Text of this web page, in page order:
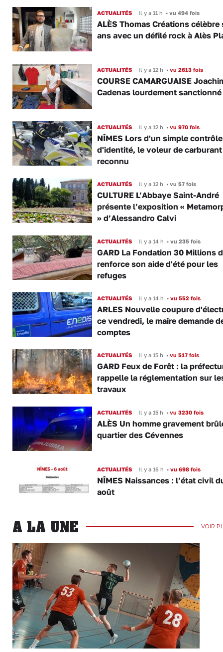
ACTUALITÉS Il y a 11 h •vu 494 fois
ALÈS Thomas Créations célèbre
ans avec un défilé rock à Alès
ACTUALITÉS Il y a 12 h •vu 2613 fois
COURSE CAMARGUAISE
Cadenas lourdement sanctionné
ACTUALITÉS Il y a 12 h •vu 970 fois
NÎMES Lors d'un simple contrôle
d'identité, le voleur de
reconnu
ACTUALITÉS Il y a 12 h •vu 57 fois
CULTURE L’Abbaye Saint-André
présente l’exposition «
» d’Alessandro Calvi
ACTUALITÉS Il y a 14 h •vu 235 fois
GARD La Fondation 30 Millions
renforce son aide d'été pour les
refuges
ACTUALITÉS Il y a 14 h •vu 552 fois
ARLES Nouvelle coupure
ce vendredi, le maire demande
comptes
ACTUALITÉS Il y a 15 h •vu 517 fois
GARD Feux de Forêt : la
rappelle la réglementation sur
travaux
ACTUALITÉS Il y a 15 h •vu 3230 fois
ALÈS Un homme gravement
quartier des Cévennes
ACTUALITÉS Il y a 16 h •vu 698 fois
NÎMES Naissances : l’état civil
août
A LA UNE VOIR